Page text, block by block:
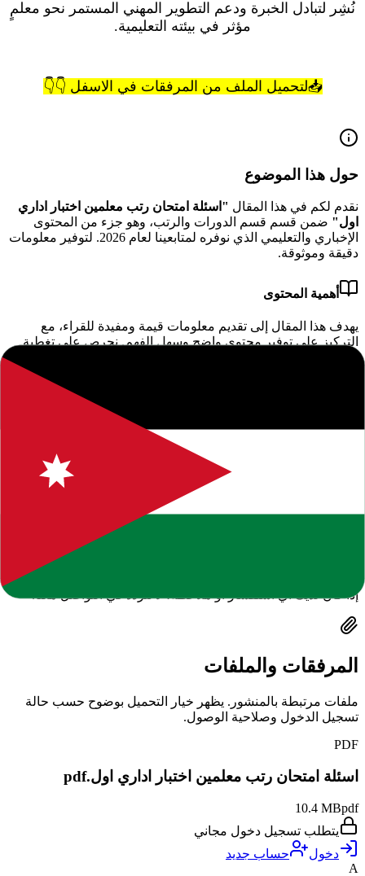
نُشِر لتبادل الخبرة ودعم التطوير المهني المستمر نحو معلمٍ
مؤثر في بيئته التعليمية.
📥لتحميل الملف من المرفقات في الاسفل 👇👇
حول هذا الموضوع
نقدم لكم في هذا المقال " اسئلة امتحان رتب معلمين اختبار اداري
اول" ضمن قسم قسم الدورات والرتب، وهو جزء من المحتوى
الإخباري والتعليمي الذي نوفره لمتابعينا لعام 2026
. لتوفير معلومات
دقيقة وموثوقة.
أهمية المحتوى
يهدف هذا المقال إلى تقديم معلومات قيمة ومفيدة للقراء، مع
التركيز على توفير محتوى واضح وسهل الفهم. نحرص على تغطية
من خلال قراءة هذا المقال، ستتمكن من الحصول على فهم أفضل
للموضوع المطروح والبقاء على اطلاع دائم بآخر التطورات والأخبار.
نسعى لتوفير محتوى يساعدك في اتخاذ قرارات مستنيرة.
نحن ملتزمون بتقديم محتوى عالي الجودة يلبي احتياجات قرائنا.
يمكنكم تصفح المزيد من المقالات المشابهة في الموقع أو استخدام
خاصية البحث للوصول إلى مواضيع محددة. نشجعكم على ترك
تعليقاتكم وآرائكم لمساعدتنا في تحسين المحتوى المقدم.
إخلاء مسؤولية: المعلومات الواردة في هذا المقال هي لأغراض
إعلامية فقط. نوصي دائماً بالتحقق من المصادر الرسمية والموثوقة.
إذا كان لديك أي استفسار أو ملاحظة، لا تتردد في التواصل معنا.
المرفقات والملفات
ملفات مرتبطة بالمنشور. يظهر خيار التحميل بوضوح حسب حالة
تسجيل الدخول وصلاحية الوصول.
PDF
اسئلة امتحان رتب معلمين اختبار اداري اول.pdf
pdf
10.4 MB
يتطلب تسجيل دخول مجاني
دخول
حساب جديد
A